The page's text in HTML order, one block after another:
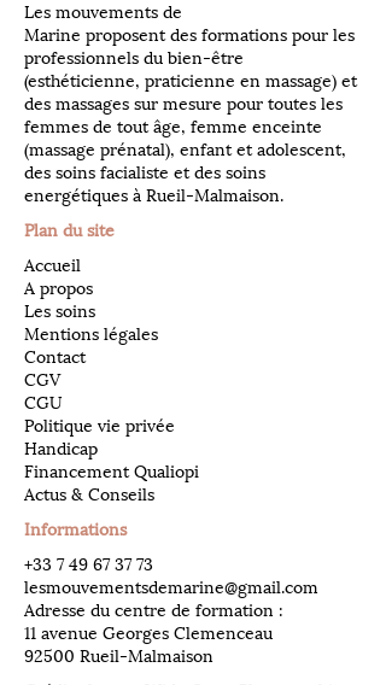
Les mouvements de
Marine proposent des formations pour les
professionnels du bien-être
(esthéticienne, praticienne en massage) et
des massages sur mesure pour toutes les
femmes de tout âge, femme enceinte
(massage prénatal), enfant et adolescent,
des soins facialiste et des soins
energétiques à Rueil-Malmaison.
Plan du site
Accueil
A propos
Les soins
Mentions légales
Contact
CGV
CGU
Politique vie privée
Handicap
Financement Qualiopi
Actus & Conseils
Informations
​+33 7 49 67 37 73
lesmouvementsdemarine@gmail.com
Adresse du centre de formation :
11 avenue Georges Clemenceau
92500 Rueil-Malmaison